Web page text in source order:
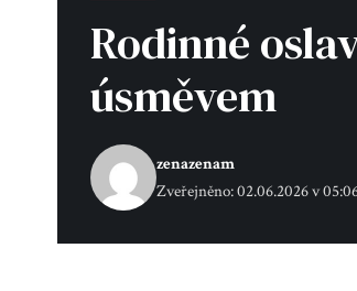
Rodinné
úsměvem
Zveřejněno: 02.06.2026 v
zenazenam